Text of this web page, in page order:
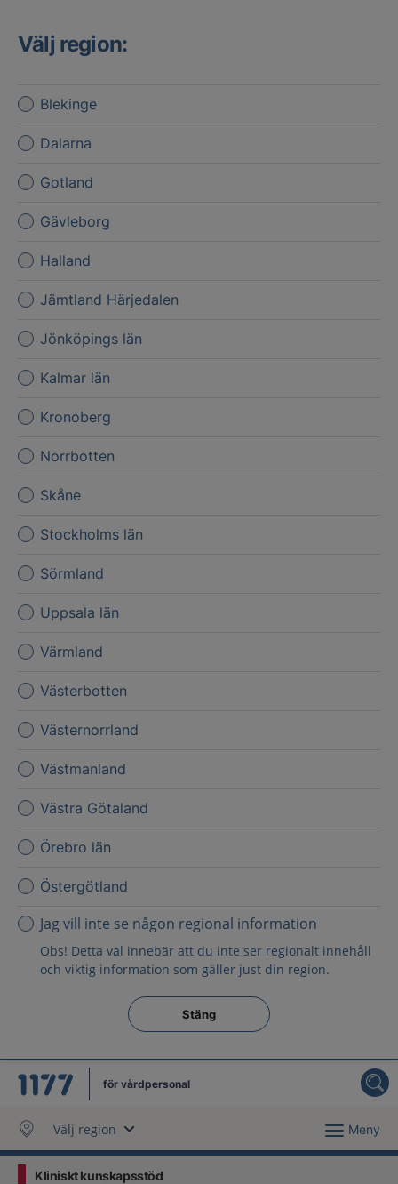
Välj region:
Blekinge
Dalarna
Gotland
Gävleborg
Halland
Jämtland Härjedalen
Jönköpings län
Kalmar län
Kronoberg
Norrbotten
Skåne
Stockholms län
Sörmland
Uppsala län
Värmland
Västerbotten
Västernorrland
Västmanland
Västra Götaland
Örebro län
Östergötland
Jag vill inte se någon regional information
Obs! Detta val innebär att du inte ser regionalt innehåll
och viktig information som gäller just din region.
Stäng regionsväljaren
Stäng
för vårdpersonal
Välj region Meny
Kliniskt kunskapsstöd